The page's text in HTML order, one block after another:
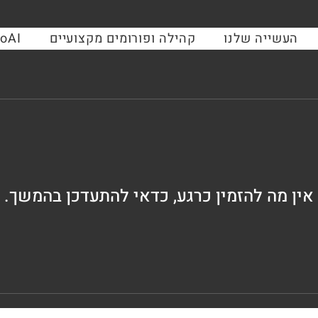
העשייה שלנו קהילה ופורומים מקצועיים
אין מה להזמין כרגע, כדאי להתעדכן בהמשך.